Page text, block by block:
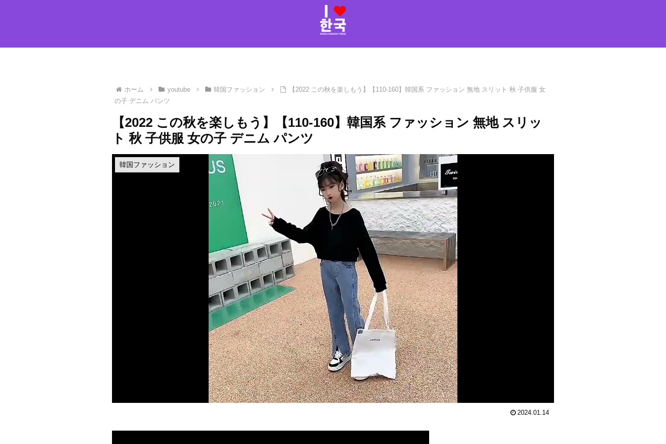
ホーム youtube 韓国ファッション
【2022 この秋を楽しもう】【110-160】韓国系 ファッション 無地 スリット 秋 子供服 女
の子 デニム パンツ
【2022 この秋を楽しもう】【110-160】韓国系 ファッション 無地 スリッ
ト 秋 子供服 女の子 デニム パンツ
韓国ファッション
2024.01.14